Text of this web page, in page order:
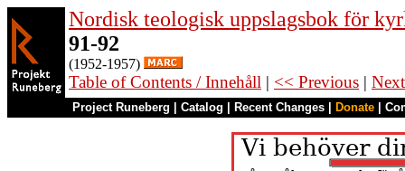
Nordisk teologisk uppslagsbok för
91-92
(1952-1957)
Table of Contents / Innehåll | << Previous |
Project Runeberg Catalog Recent Changes Donate